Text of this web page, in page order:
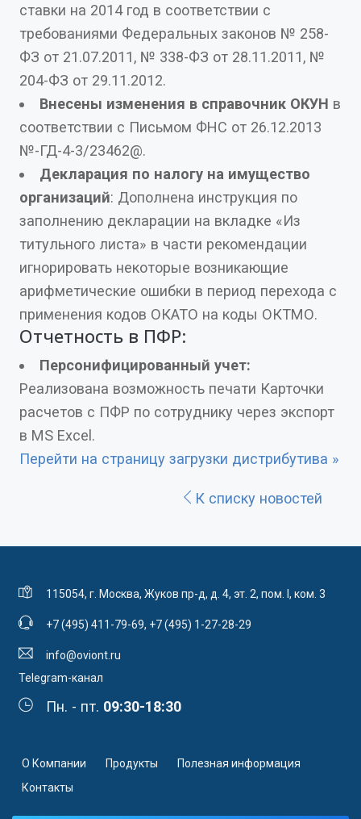
ставки на 2014 год в соответствии с
требованиями Федеральных законов № 258-
ФЗ от 21.07.2011, № 338-ФЗ от 28.11.2011, №
204-ФЗ от 29.11.2012.
Внесены изменения в справочник ОКУН в
соответствии с Письмом ФНС от 26.12.2013
№-ГД-4-3/23462@.
Декларация по налогу на имущество
организаций: Дополнена инструкция по
заполнению декларации на вкладке «Из
титульного листа» в части рекомендации
игнорировать некоторые возникающие
арифметические ошибки в период перехода с
применения кодов ОКАТО на коды ОКТМО.
Отчетность в ПФР:
Персонифицированный учет:
Реализована возможность печати Карточки
расчетов с ПФР по сотруднику через экспорт
в MS Excel.
Перейти на страницу загрузки дистрибутива »
К списку новостей
115054, г. Москва, Жуков пр-д, д. 4, эт. 2, пом. I, ком. 3
+7 (495) 411-79-69, +7 (495) 1-27-28-29
info@oviont.ru
Telegram-канал
Пн. - пт. 09:30-18:30
О Компании Продукты
Полезная информация
Контакты